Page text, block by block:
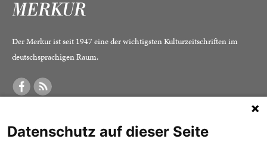
Der Merkur ist seit 1947 eine der wichtigsten Kulturzeitschriften im
deutschsprachigen Raum.
Was ist der Merkur?
Alle Abos im Überblick Impressum
Datenschutz auf dieser Seite